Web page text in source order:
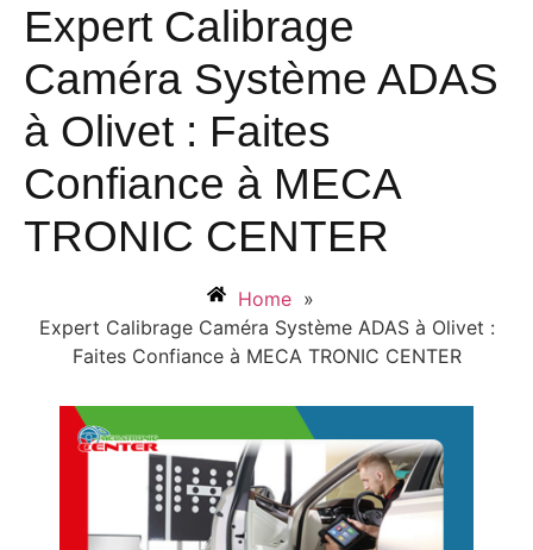
Expert Calibrage
Caméra Système ADAS
à Olivet : Faites
Confiance à MECA
TRONIC CENTER
Home »
Expert Calibrage Caméra Système ADAS à Olivet :
Faites Confiance à MECA TRONIC CENTER